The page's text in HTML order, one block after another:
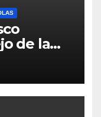
de la